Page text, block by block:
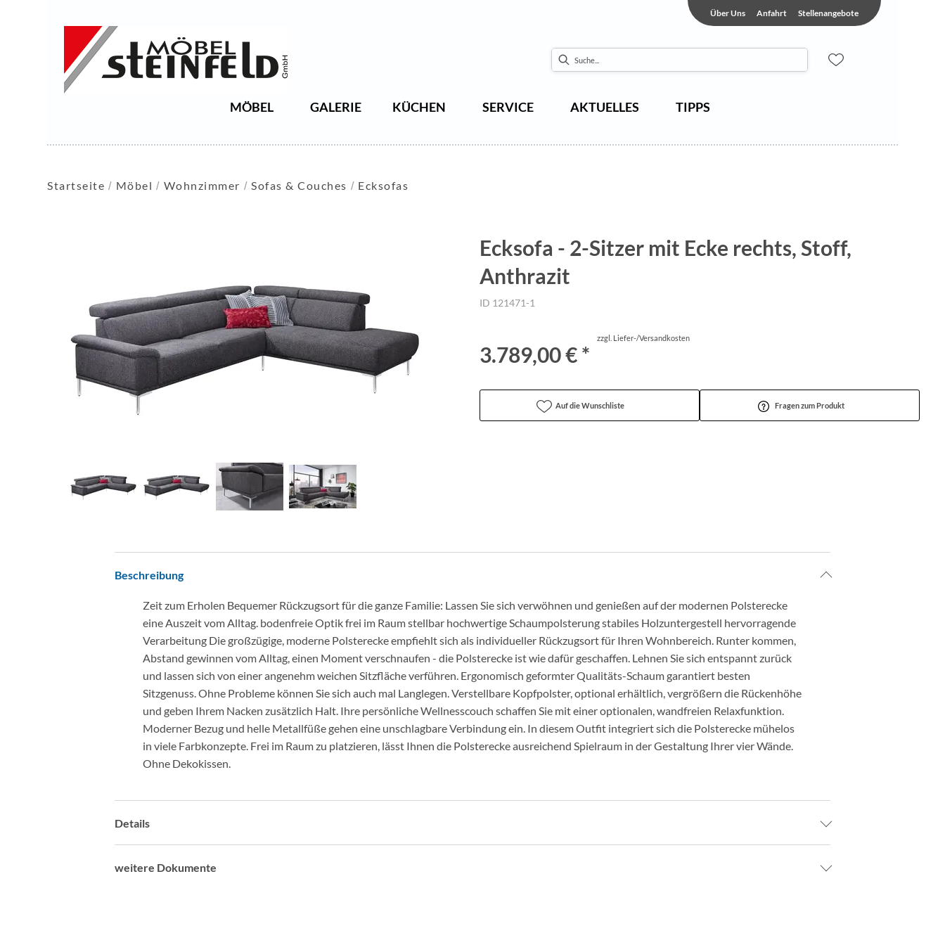
Über Uns Anfahrt Stellenangebote
MÖBEL GALERIE KÜCHEN SERVICE AKTUELLES TIPPS
Startseite Möbel Wohnzimmer Sofas & Couches Ecksofas
Ecksofa - 2-Sitzer mit Ecke rechts, Stoff,
Anthrazit
ID 121471-1
3.789,00 € *
zzgl. Liefer-/Versandkosten
Auf die Wunschliste Fragen zum Produkt
Beschreibung
Zeit zum Erholen Bequemer Rückzugsort für die ganze Familie: Lassen Sie sich verwöhnen und genießen auf der modernen Polsterecke
eine Auszeit vom Alltag. bodenfreie Optik frei im Raum stellbar hochwertige Schaumpolsterung stabiles Holzuntergestell hervorragende
Verarbeitung Die großzügige, moderne Polsterecke empfiehlt sich als individueller Rückzugsort für Ihren Wohnbereich. Runter kommen,
Abstand gewinnen vom Alltag, einen Moment verschnaufen - die Polsterecke ist wie dafür geschaffen. Lehnen Sie sich entspannt zurück
und lassen sich von einer angenehm weichen Sitzfläche verführen. Ergonomisch geformter Qualitäts-Schaum garantiert besten
Sitzgenuss. Ohne Probleme können Sie sich auch mal Langlegen. Verstellbare Kopfpolster, optional erhältlich, vergrößern die Rückenhöhe
und geben Ihrem Nacken zusätzlich Halt. Ihre persönliche Wellnesscouch schaffen Sie mit einer optionalen, wandfreien Relaxfunktion.
Moderner Bezug und helle Metallfüße gehen eine unschlagbare Verbindung ein. In diesem Outfit integriert sich die Polsterecke mühelos
in viele Farbkonzepte. Frei im Raum zu platzieren, lässt Ihnen die Polsterecke ausreichend Spielraum in der Gestaltung Ihrer vier Wände.
Ohne Dekokissen.
Details
weitere Dokumente